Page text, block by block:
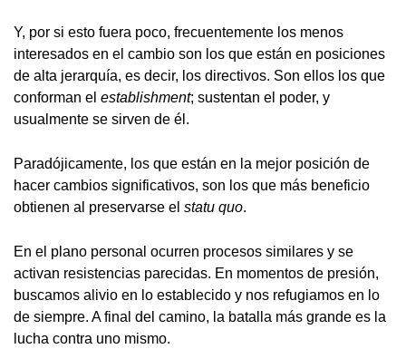
Y, por si esto fuera poco, frecuentemente los menos
interesados en el cambio son los que están en posiciones
de alta jerarquía, es decir, los directivos. Son ellos los que
conforman el establishment; sustentan el poder, y
usualmente se sirven de él.
Paradójicamente, los que están en la mejor posición de
hacer cambios significativos, son los que más beneficio
obtienen al preservarse el statu quo.
En el plano personal ocurren procesos similares y se
activan resistencias parecidas. En momentos de presión,
buscamos alivio en lo establecido y nos refugiamos en lo
de siempre. A final del camino, la batalla más grande es la
lucha contra uno mismo.